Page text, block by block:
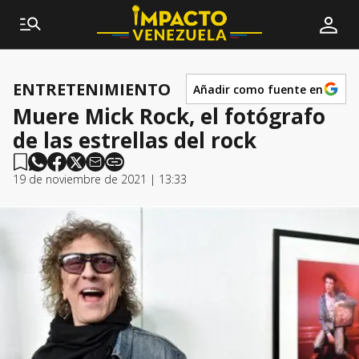
ENTRETENIMIENTO Añadir como fuente en
Muere Mick Rock, el fotógrafo
de las estrellas del rock
19 de noviembre de 2021 | 13:33